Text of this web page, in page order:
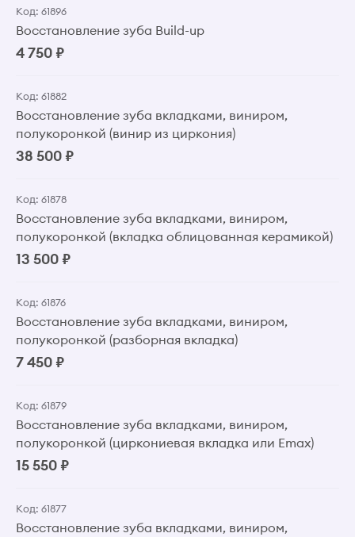
Код: 61896
Восстановление зуба Build-up
4 750 ₽
Код: 61882
Восстановление зуба вкладками, виниром,
полукоронкой (винир из циркония)
38 500 ₽
Код: 61878
Восстановление зуба вкладками, виниром,
полукоронкой (вкладка облицованная керамикой)
13 500 ₽
Код: 61876
Восстановление зуба вкладками, виниром,
полукоронкой (разборная вкладка)
7 450 ₽
Код: 61879
Восстановление зуба вкладками, виниром,
полукоронкой (циркониевая вкладка или Emax)
15 550 ₽
Код: 61877
Восстановление зуба вкладками, виниром,